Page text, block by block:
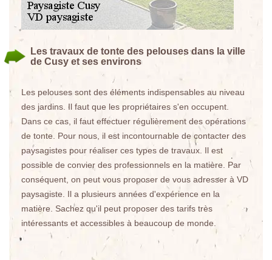
Les travaux de tonte des pelouses dans la ville
de Cusy et ses environs
Les pelouses sont des éléments indispensables au niveau
des jardins. Il faut que les propriétaires s'en occupent.
Dans ce cas, il faut effectuer régulièrement des opérations
de tonte. Pour nous, il est incontournable de contacter des
paysagistes pour réaliser ces types de travaux. Il est
possible de convier des professionnels en la matière. Par
conséquent, on peut vous proposer de vous adresser à VD
paysagiste. Il a plusieurs années d'expérience en la
matière. Sachez qu'il peut proposer des tarifs très
intéressants et accessibles à beaucoup de monde.